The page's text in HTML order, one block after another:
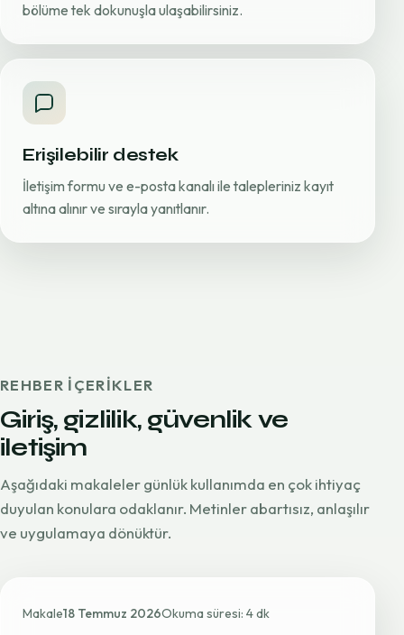
bölüme tek dokunuşla ulaşabilirsiniz.
Erişilebilir destek
İletişim formu ve e-posta kanalı ile talepleriniz kayıt
altına alınır ve sırayla yanıtlanır.
REHBER IÇERIKLER
Giriş, gizlilik, güvenlik ve
iletişim
Aşağıdaki makaleler günlük kullanımda en çok ihtiyaç
duyulan konulara odaklanır. Metinler abartısız, anlaşılır
ve uygulamaya dönüktür.
Makale18 Temmuz 2026Okuma süresi: 4 dk